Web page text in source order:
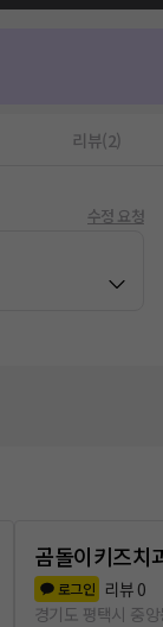
리뷰(2)
수정 요청
곰돌이키즈치
로그인 리뷰 0
경기도 평택시 중